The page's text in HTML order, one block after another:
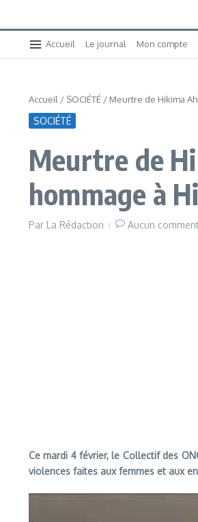
Accueil Le journal Mon compte
Accueil / SOCIÉTÉ / Meurtre de Hikima
SOCIÉTÉ
Meurtre de
hommage à
Par La Rédaction Aucun
Ce mardi 4 février, le Collectif des
violences faites aux femmes et aux